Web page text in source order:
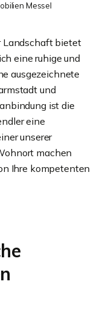
Messel
Landschaft bietet
eine ruhige und
ausgezeichnete
und
ist die
eine
unserer
machen
Ihre kompetenten